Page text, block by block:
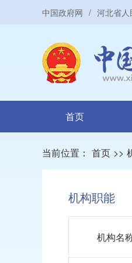
中国政府网 / 河北省
首页
当前位置： 首页 >>
机构职能
机构名